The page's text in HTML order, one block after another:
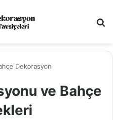
Dekorasyon
ve Bahçe